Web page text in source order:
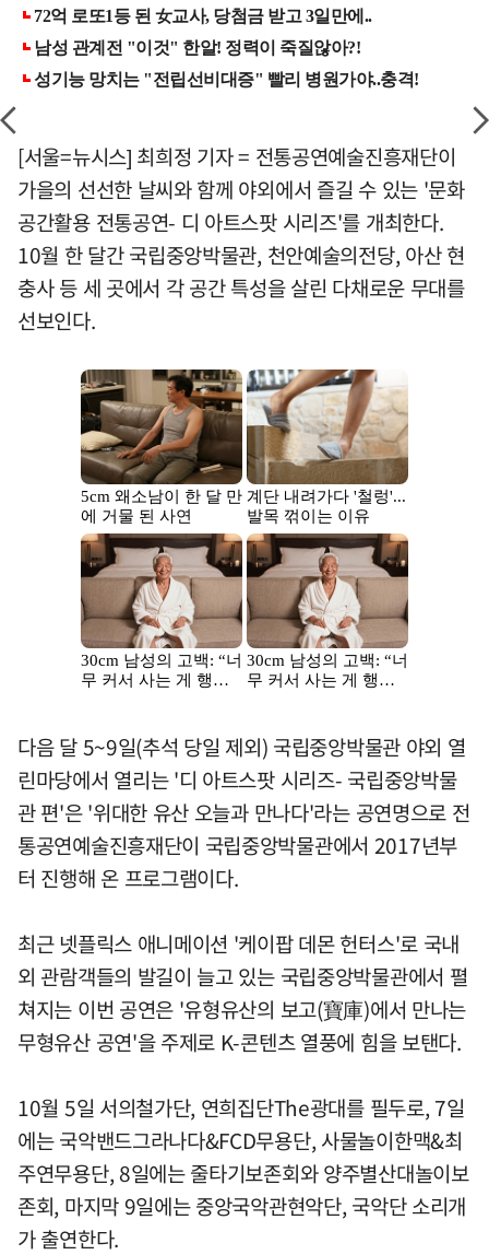
[서울=뉴시스] 최희정 기자 = 전통공연예술진흥재단이
가을의 선선한 날씨와 함께 야외에서 즐길 수 있는 '문화
공간활용 전통공연- 디 아트스팟 시리즈'를 개최한다.
10월 한 달간 국립중앙박물관, 천안예술의전당, 아산 현
충사 등 세 곳에서 각 공간 특성을 살린 다채로운 무대를
선보인다.
다음 달 5~9일(추석 당일 제외) 국립중앙박물관 야외 열
린마당에서 열리는 '디 아트스팟 시리즈- 국립중앙박물
관 편'은 '위대한 유산 오늘과 만나다'라는 공연명으로 전
통공연예술진흥재단이 국립중앙박물관에서 2017년부
터 진행해 온 프로그램이다.
최근 넷플릭스 애니메이션 '케이팝 데몬 헌터스'로 국내
외 관람객들의 발길이 늘고 있는 국립중앙박물관에서 펼
쳐지는 이번 공연은 '유형유산의 보고(寶庫)에서 만나는
무형유산 공연'을 주제로 K-콘텐츠 열풍에 힘을 보탠다.
10월 5일 서의철가단, 연희집단The광대를 필두로, 7일
에는 국악밴드그라나다&FCD무용단, 사물놀이한맥&최
주연무용단, 8일에는 줄타기보존회와 양주별산대놀이보
존회, 마지막 9일에는 중앙국악관현악단, 국악단 소리개
가 출연한다.